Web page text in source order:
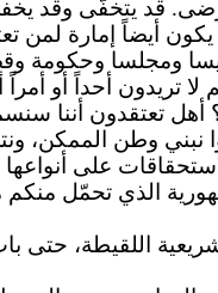
قد يتخفّى وقد
أيضاً إمارة
ومجلسا وحكومة
لا تريدون أحداً أو
أهل تعتقدون أننا
نبني وطن الممكن،
على
الذي تحمّل
اللقيطة، حتى